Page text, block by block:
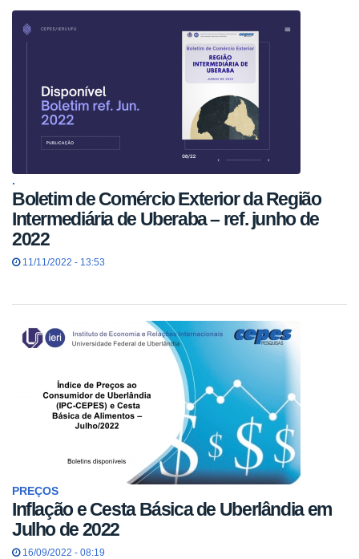
.
Boletim de Comércio Exterior da Região
Intermediária de Uberaba – ref. junho de
2022
11/11/2022 - 13:53
PREÇOS
Inflação e Cesta Básica de Uberlândia em
Julho de 2022
16/09/2022 - 08:19